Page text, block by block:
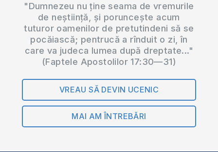
"Dumnezeu nu ține seama de vremurile
de neștiință, și poruncește acum
tuturor oamenilor de pretutindeni să se
pocăiască; pentrucă a rînduit o zi, în
care va judeca lumea după dreptate..."
(Faptele Apostolilor 17:30—31)
VREAU SĂ DEVIN UCENIC
MAI AM ÎNTREBĂRI